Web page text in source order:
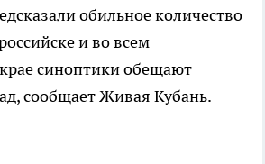
обильное количество
и во всем
синоптики обещают
сообщает Живая Кубань.